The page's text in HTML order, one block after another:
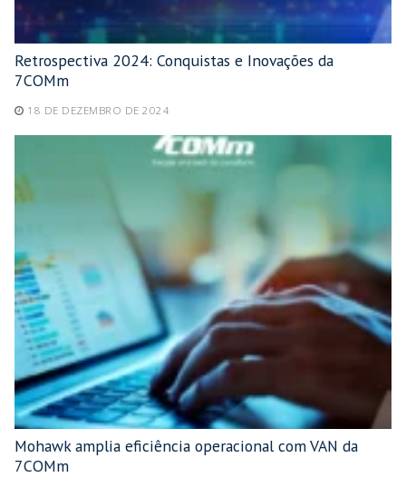
Retrospectiva 2024: Conquistas e Inovações da
7COMm
18 DE DEZEMBRO DE 2024
Mohawk amplia eficiência operacional com VAN da
7COMm